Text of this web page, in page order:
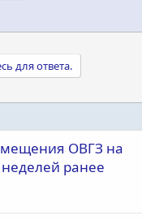
для ответа.
ОВГЗ на
ранее